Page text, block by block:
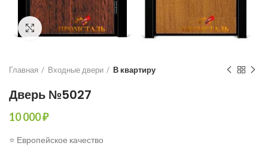
Click to enlarge
Главная Входные двери В квартиру
Дверь №5027
10 000₽
⭐ Европейское качество